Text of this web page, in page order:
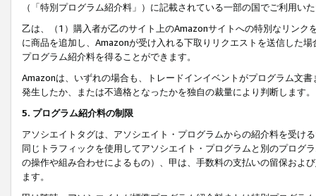
（「特別プログラム紹介料」）に記載されている一部の国でご利用い
乙は、（1）購入者が乙のサイト上のAmazonサイトへの特別なリン
に商品を追加し、Amazonが受け入れる下取りリクエストを送信した
プログラム紹介料を得ることができます。
Amazonは、いずれの場合も、トレードインイベントがプログラム文
発生したか、または不適格となったかを独自の裁量により判断します。
5. プログラム紹介料の制限
アソシエイトタグは、アソシエイト・プログラムからの紹介料を受け
同じトラフィックを使用してアソシエイト・プログラムと別のプログ
の操作や組み合わせによるもの）、甲は、手数料の支払いの留保およ
ます。